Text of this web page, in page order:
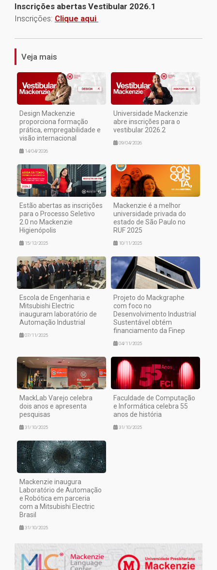
Inscrições abertas Vestibular 2026.1
Inscrições: Clique aqui
Veja mais
Design Mackenzie
proporciona formação
prática, empregabilidade e
visão internacional
14/04/2026
Universidade Mackenzie
abre inscrições para o
vestibular 2026.2
09/04/2026
Estão abertas as inscrições
para o Processo Seletivo
2.0 no Mackenzie
Higienópolis
15/12/2025
Mackenzie é a melhor
universidade privada do
estado de São Paulo no
RUF 2025
10/11/2025
Escola de Engenharia e
Mitsubishi Electric
inauguram laboratório de
Automação Industrial
07/11/2025
Projeto do Mackgraphe
com foco no
Desenvolvimento Industrial
Sustentável obtém
financiamento da Finep
04/11/2025
MackLab Varejo celebra
dois anos e apresenta
pesquisas
31/10/2025
Faculdade de Computação
e Informática celebra 55
anos de história
31/10/2025
Mackenzie inaugura
Laboratório de Automação
e Robótica em parceria
com a Mitsubishi Electric
Brasil
31/10/2025